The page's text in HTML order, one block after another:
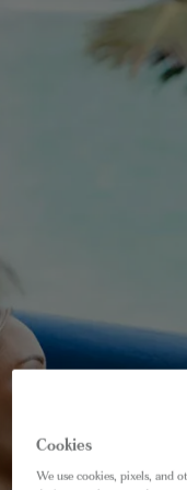
Visit this page in
your visit
Cookies
We use cookies, pixels, and